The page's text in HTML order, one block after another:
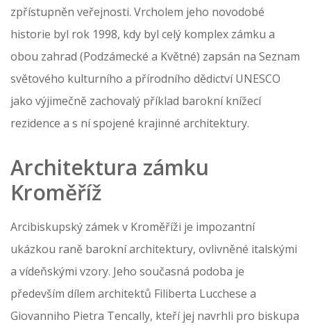
zpřístupněn veřejnosti. Vrcholem jeho novodobé
historie byl rok 1998, kdy byl celý komplex zámku a
obou zahrad (Podzámecké a Květné) zapsán na Seznam
světového kulturního a přírodního dědictví UNESCO
jako výjimečně zachovalý příklad barokní knížecí
rezidence a s ní spojené krajinné architektury.
Architektura zámku
Kroměříž
Arcibiskupský zámek v Kroměříži je impozantní
ukázkou raně barokní architektury, ovlivněné italskými
a vídeňskými vzory. Jeho současná podoba je
především dílem architektů Filiberta Lucchese a
Giovanniho Pietra Tencally, kteří jej navrhli pro biskupa